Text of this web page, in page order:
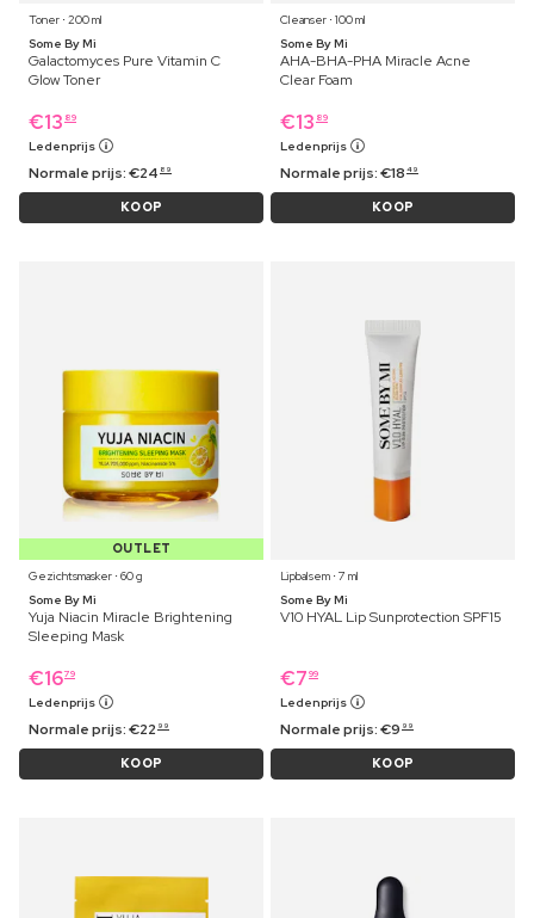
Toner ⋅ 200 ml
Some By Mi
Galactomyces Pure Vitamin C
Glow Toner
€13 89
Ledenprijs
Normale prijs:€24 89
KOOP
Cleanser ⋅ 100 ml
Some By Mi
AHA-BHA-PHA Miracle Acne
Clear Foam
€13 89
Ledenprijs
Normale prijs:€18 49
KOOP
OUTLET
Gezichtsmasker ⋅ 60 g
Some By Mi
Yuja Niacin Miracle Brightening
Sleeping Mask
€1679
Ledenprijs
Normale prijs:€22 99
KOOP
Lipbalsem ⋅ 7 ml
Some By Mi
V10 HYAL Lip Sunprotection SPF15
€7 99
Ledenprijs
Normale prijs:€9 99
KOOP